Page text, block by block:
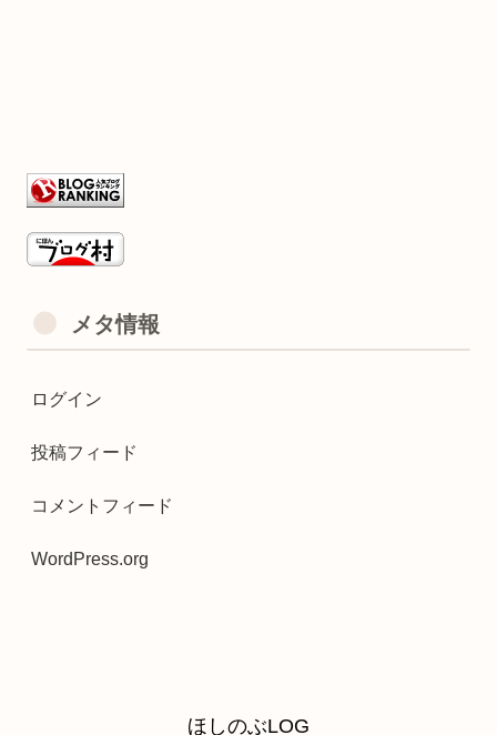
メタ情報
ログイン
投稿フィード
コメントフィード
WordPress.org
ほしのぶLOG